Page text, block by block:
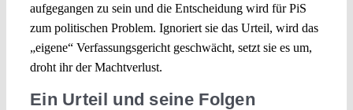
aufgegangen zu sein und die Entscheidung wird für PiS
zum politischen Problem. Ignoriert sie das Urteil, wird das
„eigene“ Verfassungsgericht geschwächt, setzt sie es um,
droht ihr der Machtverlust.
Ein Urteil und seine Folgen